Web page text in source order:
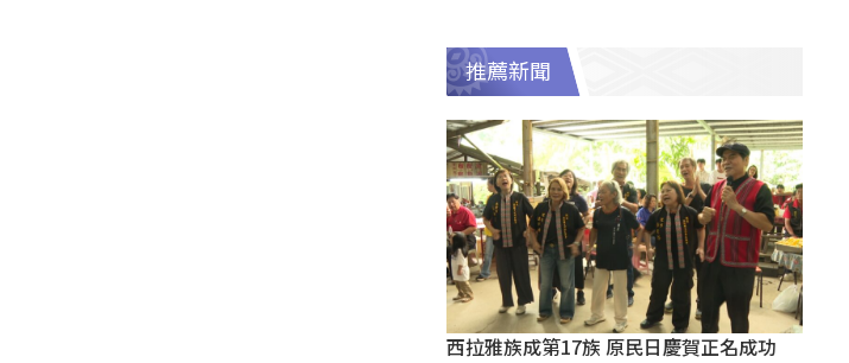
推薦新聞
西拉雅族成第17族 原民日慶賀正名成功